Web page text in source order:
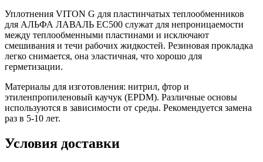
Уплотнения VITON G для пластинчатых теплообменников
для АЛЬФА ЛАВАЛЬ EC500 служат для непроницаемости
между теплообменными пластинами и исключают
смешивания и течи рабочих жидкостей. Резиновая прокладка
легко снимается, она эластичная, что хорошо для
герметизации.
Материалы для изготовления: нитрил, фтор и
этиленпропиленовый каучук (EPDM). Различные основы
используются в зависимости от среды. Рекомендуется замена
раз в 5-10 лет.
Условия доставки